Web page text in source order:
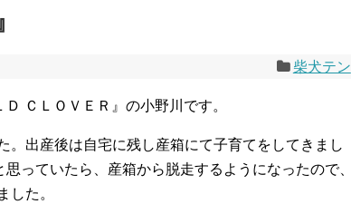
柴犬テン
ＣＬＯＶＥＲ』の小野川です。
。出産後は自宅に残し産箱にて子育てをしてきまし
っていたら、産箱から脱走するようになったので、
した。